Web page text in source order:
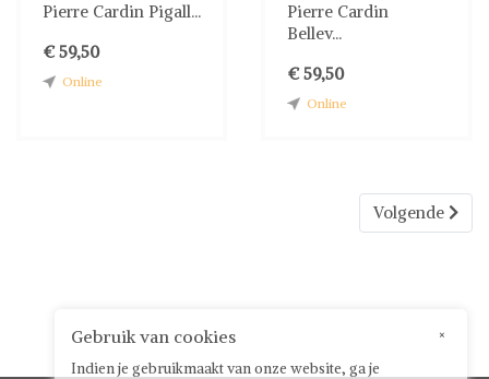
Pierre Cardin Pigall...
€ 59,50
Online
Pierre Cardin
Bellev...
€ 59,50
Online
Volgende
×
Gebruik van cookies
Indien je gebruikmaakt van onze website, ga je